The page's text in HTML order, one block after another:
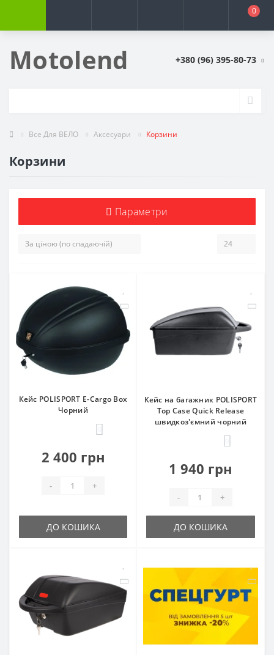
0
Motolend +380 (96) 395-80-73
Все Для ВЕЛО Аксесуари Корзини
Корзини
Параметри
Кейс POLISPORT E-Cargo Box
Чорний
2 400 грн
- +
ДО КОШИКА
Кейс на багажник POLISPORT
Top Case Quick Release
швидкоз'ємний чорний
1 940 грн
- +
ДО КОШИКА